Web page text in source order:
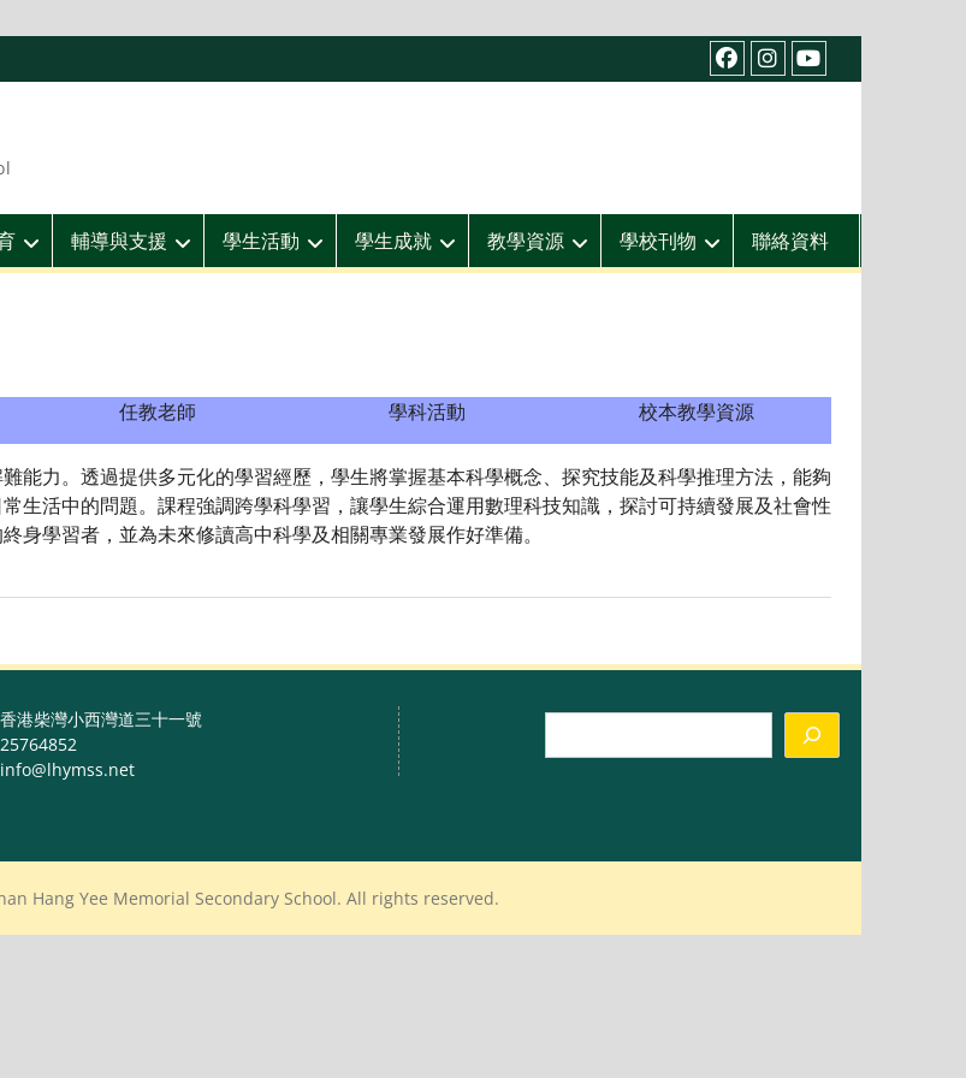
facebook
IG youtube
輔導與支援 學生活動 學生成就 教學資源 學校刊物 聯絡資料
任教老師 學科活動 校本教學資源
力。透過提供多元化的學習經歷，學生將掌握基本科學概念、探究技能及科學推理方法，能夠
生活中的問題。課程強調跨學科學習，讓學生綜合運用數理科技知識，探討可持續發展及社會性
學習者，並為未來修讀高中科學及相關專業發展作好準備。
港柴灣小西灣道三十一號
Hang Yee Memorial Secondary School. All rights reserved.